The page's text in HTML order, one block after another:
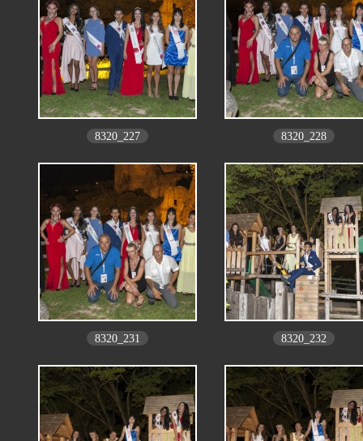
8320_227 8320_228
8320_231 8320_232